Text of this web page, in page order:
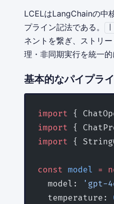
LCELはLangChainの中
プライン記法である。
ネントを繋ぎ、ストリ
理・非同期実行を統一的
基本的なパイプラ
import {
import {
import {
const model =
  model:
'gpt-
  temperature: